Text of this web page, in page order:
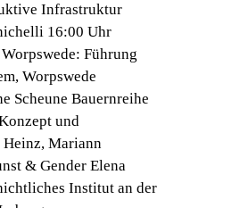
Infrastruktur
16:00 Uhr
Führung
Worpswede
Scheune Bauernreihe
und
Mariann
& Gender Elena
Institut an der